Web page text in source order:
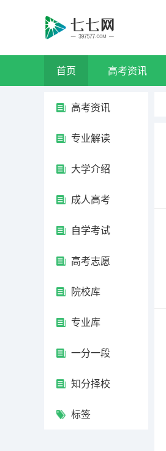
首页 高考资讯
高考资讯
专业解读
大学介绍
成人高考
自学考试
高考志愿
院校库
专业库
一分一段
知分择校
标签